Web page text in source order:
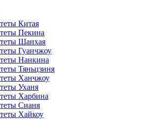
Китая
Пекина
Шанхая
Гуанчжоу
Нанкина
Тяньцзиня
Ханчжоу
Уханя
Харбина
Сианя
Хайкоу